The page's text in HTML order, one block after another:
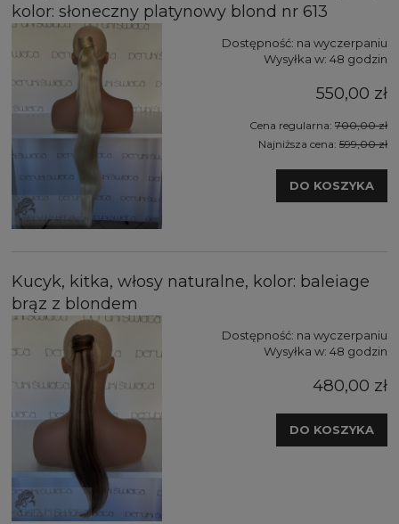
kolor: słoneczny platynowy blond nr 613
Dostępność: na wyczerpaniu
Wysyłka w: 48 godzin
550,00 zł
Cena regularna: 700,00 zł
Najniższa cena: 599,00 zł
DO KOSZYKA
Kucyk, kitka, włosy naturalne, kolor: baleiage
brąz z blondem
Dostępność: na wyczerpaniu
Wysyłka w: 48 godzin
480,00 zł
DO KOSZYKA